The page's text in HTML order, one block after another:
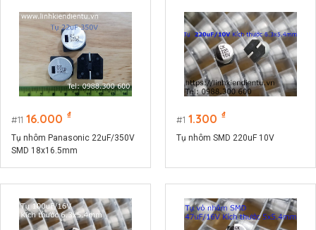
11 16.000 ₫
Tụ nhôm Panasonic 22uF/350V
SMD 18x16.5mm
1 1.300 ₫
Tụ nhôm SMD 220uF 10V